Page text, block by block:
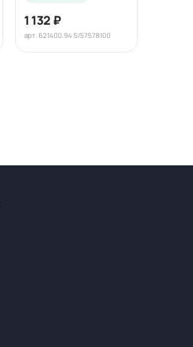
1 132 ₽
арт. 621400.94 S/57578100